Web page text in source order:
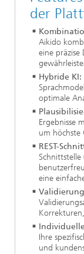
der
Aikido
eine
Hybride KI:
optimale
Ergebnisse
um höchste
REST-
Schnittstelle
eine
Ihre
und